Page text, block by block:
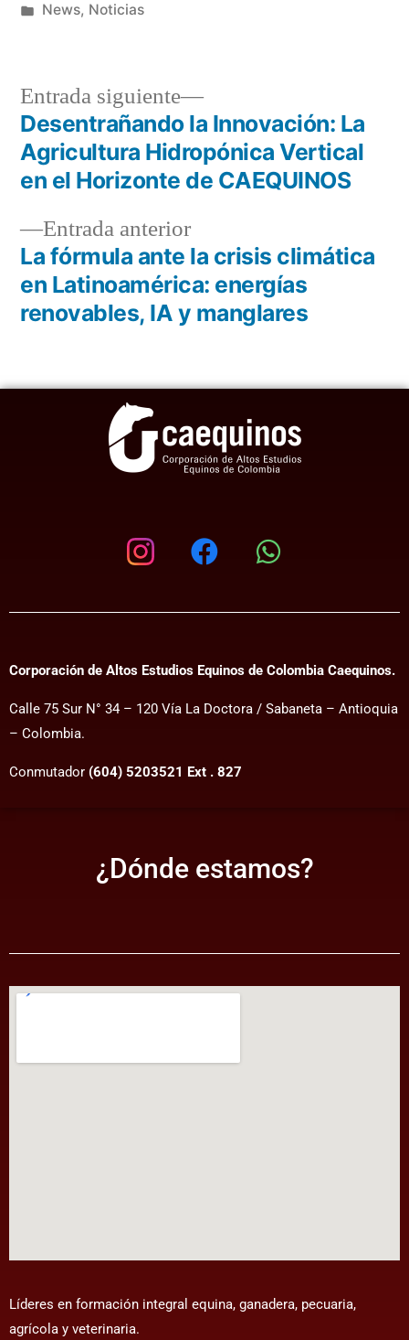
News, Noticias
Entrada anterior
La fórmula ante la crisis climática
en Latinoamérica: energías
renovables, IA y manglares
Entrada siguiente
Desentrañando la Innovación: La
Agricultura Hidropónica Vertical
en el Horizonte de CAEQUINOS
Corporación de Altos Estudios Equinos de Colombia Caequinos.
Calle 75 Sur N° 34 – 120 Vía La Doctora / Sabaneta – Antioquia
– Colombia.
Conmutador (604) 5203521 Ext . 827
¿Dónde estamos?
Líderes en formación integral equina, ganadera, pecuaria,
agrícola y veterinaria.